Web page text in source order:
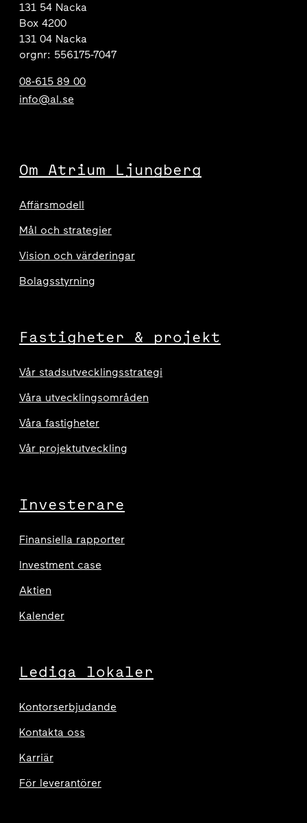
131 54 Nacka
Box 4200
131 04 Nacka
orgnr: 556175-7047
08-615 89 00
info@al.se
Om Atrium Ljungberg
Affärsmodell
Mål och strategier
Vision och värderingar
Bolagsstyrning
Fastigheter & projekt
Vår stadsutvecklingsstrategi
Våra utvecklingsområden
Våra fastigheter
Vår projektutveckling
Investerare
Finansiella rapporter
Investment case
Aktien
Kalender
Lediga lokaler
Kontorserbjudande
Kontakta oss
Karriär
För leverantörer